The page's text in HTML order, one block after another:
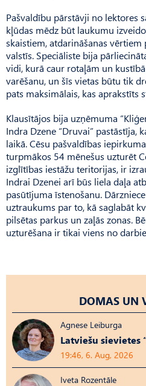
Pašvaldību pārstāvji no lektores
kļūdas mēdz būt laukumu
skaistiem, atdarināšanas vērtiem
valstīs. Speciāliste bija
vidi, kurā caur rotaļām un
varēšanu, un šīs vietas būtu tik
pats maksimālais, kas aprakstīts
Klausītājos bija uzņēmuma
Indra Dzene “Druvai” pastāstīja,
laikā. Cēsu pašvaldības
turpmākos 54 mēnešus uzturēt
izglītības iestāžu teritorijas, ir
Indrai Dzenei arī būs liela daļa
pasūtījuma īstenošanu.
uztraukums par to, kā saglabāt
pilsētas parkus un zaļās zonas.
uzturēšana ir tikai viens no
DOMAS UN
Agnese Leiburga
Latviešu sievietes
19:46, 6. Aug, 2026
Iveta Rozentāle